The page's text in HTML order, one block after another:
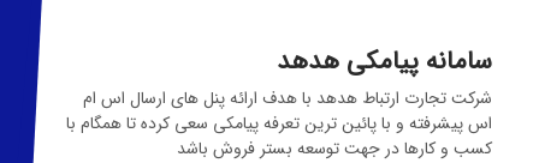
سامانه پیامکی هدهد
شرکت تجارت ارتباط هدهد با هدف ارائه پنل های ارسال اس ام
اس پیشرفته و با پائین ترین تعرفه پیامکی سعی کرده تا همگام با
کسب و کارها در جهت توسعه بستر فروش باشد